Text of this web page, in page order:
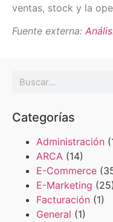
ventas, stock y la
Fuente externa:
Categorías
Administración
ARCA (14)
E-Commerce
E-Marketing (25)
Facturación (1)
General (1)